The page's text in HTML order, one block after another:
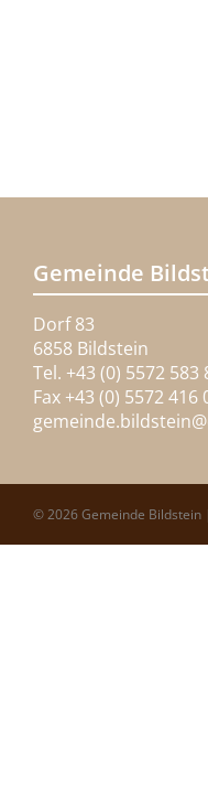
Gemeinde
Dorf 83
6858 Bildstein
Tel. +43 (0) 5572 583
Fax +43 (0) 5572 416
gemeinde.bildstein@
© 2026 Gemeinde Bildstein |